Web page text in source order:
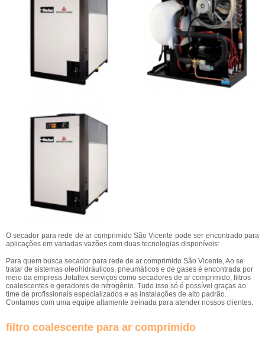
O secador para rede de ar comprimido São Vicente pode ser encontrado para
aplicações em variadas vazões com duas tecnologias disponíveis:
Para quem busca secador para rede de ar comprimido São Vicente, Ao se
tratar de sistemas oleohidráulicos, pneumáticos e de gases é encontrada por
meio da empresa Jotaflex serviços como secadores de ar comprimido, filtros
coalescentes e geradores de nitrogênio. Tudo isso só é possível graças ao
time de profissionais especializados e as instalações de alto padrão.
Contamos com uma equipe altamente treinada para atender nossos clientes.
filtro coalescente para ar comprimido